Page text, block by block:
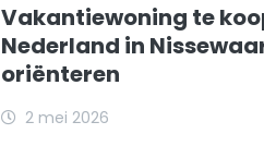
Vakantiewoning te
Nederland in
oriënteren
2 mei 2026